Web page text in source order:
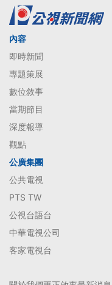
內容
即時新聞
專題策展
數位敘事
當期節目
深度報導
觀點
公廣集團
公共電視
PTS TW
公視台語台
中華電視公司
客家電視台